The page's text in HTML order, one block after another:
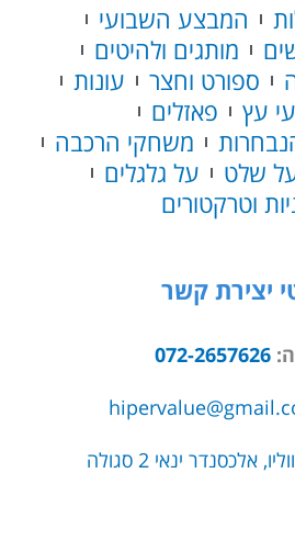
המבצע השבועי
מותגים ולהיטים
ספורט וחצר
עונות
עץ
פאזלים
משחקי הרכבה
שלט
על גלגלים
וטרקטורים
יצירת קשר
072-2657626
אלכסנדר ינאי 2 סגולה